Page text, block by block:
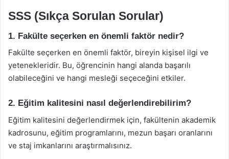
SSS (Sıkça Sorulan Sorular)
1. Fakülte seçerken en önemli faktör nedir?
Fakülte seçerken en önemli faktör, bireyin kişisel ilgi ve
yetenekleridir. Bu, öğrencinin hangi alanda başarılı
olabileceğini ve hangi mesleği seçeceğini etkiler.
2. Eğitim kalitesini nasıl değerlendirebilirim?
Eğitim kalitesini değerlendirmek için, fakültenin akademik
kadrosunu, eğitim programlarını, mezun başarı oranlarını
ve staj imkanlarını araştırmalısınız.